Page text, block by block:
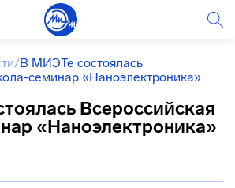
/В МИЭТе состоялась
семинар «Наноэлектроника»
Всероссийская
«Наноэлектроника»